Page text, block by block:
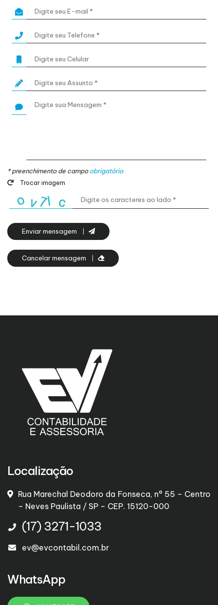
* preenchimento de campoobrigatório
Trocar imagem
Enviar mensagem
Cancelar mensagem
Localização
Rua Marechal Deodoro da Fonseca, n° 55 – Centro
– Neves Paulista / SP – CEP. 15120-000
(17) 3271-1033
ev@evcontabil.com.br
WhatsApp